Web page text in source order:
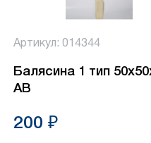
Артикул: 014344
Балясина 1 тип
АВ
200 ₽